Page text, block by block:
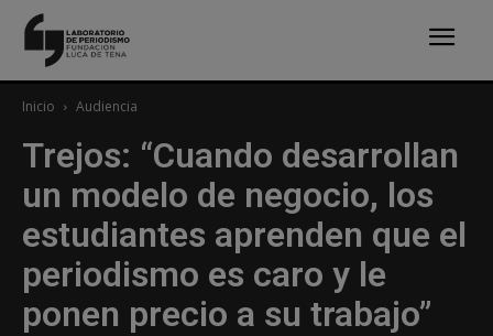
Inicio Audiencia
Trejos: “Cuando desarrollan
un modelo de negocio, los
estudiantes aprenden que el
periodismo es caro y le
ponen precio a su trabajo”